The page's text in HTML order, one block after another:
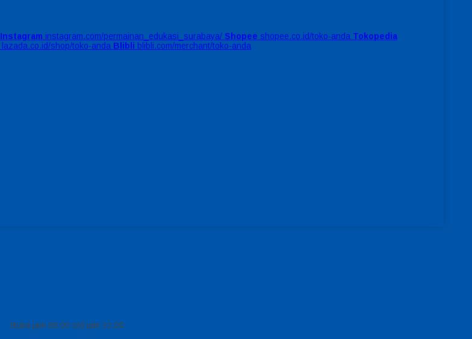
Instagram instagram.com/permainan_edukasi_surabaya/ Shopee shopee.co.id/toko-anda Tokopedia
lazada.co.id/shop/toko-anda Blibli blibli.com/merchant/toko-anda
Buka jam 08.00 s/d jam 21.00